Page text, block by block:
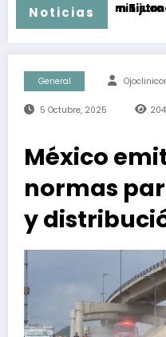
Noticias
tratos en Tijuana
de suministro de
General
5 Octubre, 2025 204
México
normas
y